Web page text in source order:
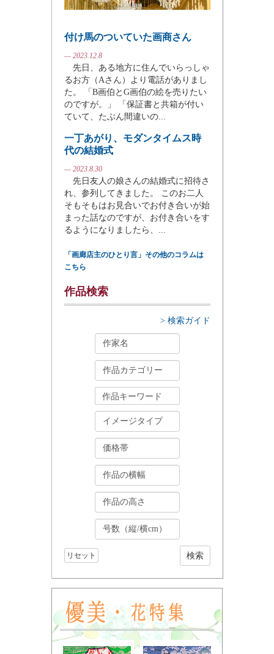
付け馬のついていた画商さん
— 2023.12.8
先日、ある地方に住んでいらっしゃ
るお方（Aさん）より電話がありまし
た。 「B画伯とG画伯の絵を売りたい
のですが。」 「保証書と共箱が付い
ていて、たぶん間違いの...
一丁あがり、モダンタイムス時
代の結婚式
— 2023.8.30
先日友人の娘さんの結婚式に招待さ
れ、参列してきました。 このお二人
そもそもはお見合いでお付き合いが始
まった話なのですが、お付き合いをす
るようになりましたら、...
「画廊店主のひとり言」その他のコラムは
こちら
作品検索
> 検索ガイド
リセット